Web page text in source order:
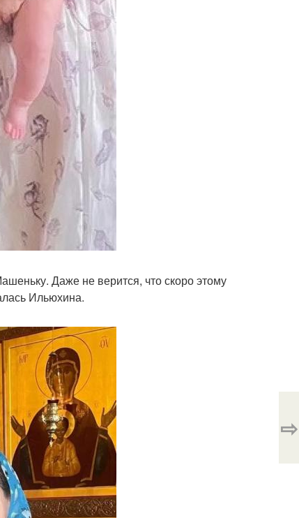
Даже не верится, что скоро этому
Ильюхина.
⇨